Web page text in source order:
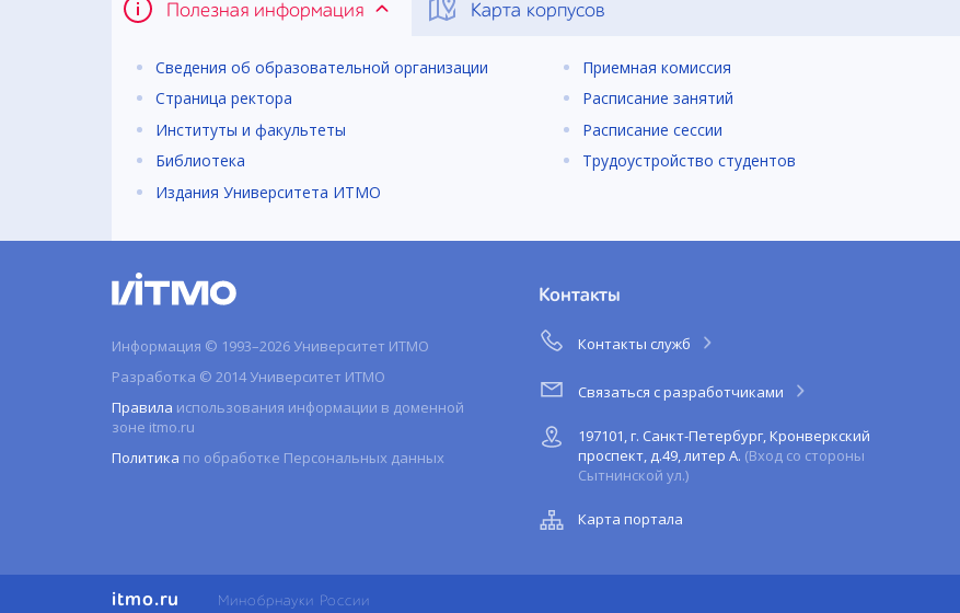
Полезная информация Карта корпусов
Сведения об образовательной организации
Страница ректора
Институты и факультеты
Библиотека
Издания Университета ИТМО
Приемная комиссия
Расписание занятий
Расписание сессии
Трудоустройство студентов
Информация © 1993–2026 Университет ИТМО
Разработка © 2014 Университет ИТМО
Правила использования информации в доменной
зоне itmo.ru
Политика по обработке Персональных данных
Контакты
Контакты служб
Связаться с разработчиками
197101, г. Санкт-Петербург, Кронверкский
проспект, д.49, литер А. (Вход со стороны
Сытнинской ул.)
Карта портала
itmo.ru Минобрнауки России